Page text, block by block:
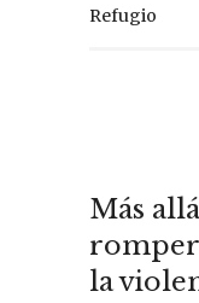
Refugio
Más
la